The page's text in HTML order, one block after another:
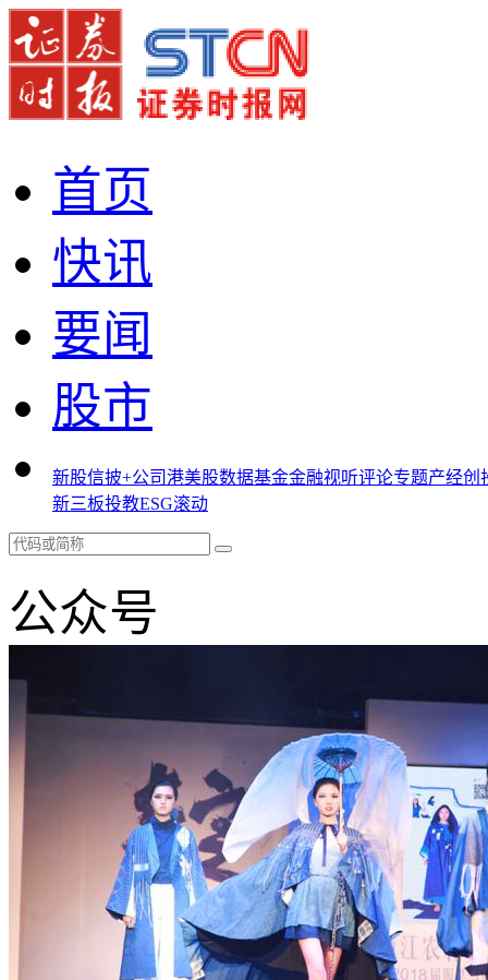
首页
快讯
要闻
股市
新股信披+公司港美股数据基金金融视听评论专题产经创
新三板投教ESG滚动
公众号